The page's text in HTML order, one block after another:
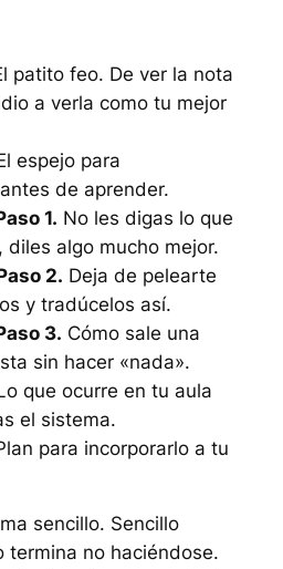
patito feo. De ver la nota
a verla como tu mejor
espejo para
de aprender.
1. No les digas lo que
diles algo mucho mejor.
2. Deja de pelearte
y tradúcelos así.
3. Cómo sale una
sin hacer «nada».
que ocurre en tu aula
el sistema.
para incorporarlo a tu
sencillo. Sencillo
termina no haciéndose.